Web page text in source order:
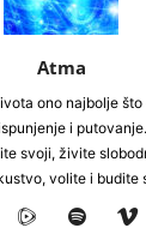
Atma
ono najbolje
i
svoji, živite
volite i budite